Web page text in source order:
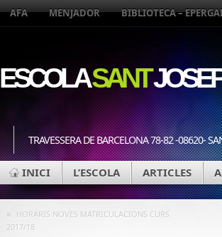
AFA MENJADOR BIBLIOTECA –
ESCOLASANT
TRAVESSERA DE BARCELONA 78-82 -08620-
INICI L’ESCOLA ARTICLES
« HORARIS NOVES MATRICULACIONS CURS
2017/18